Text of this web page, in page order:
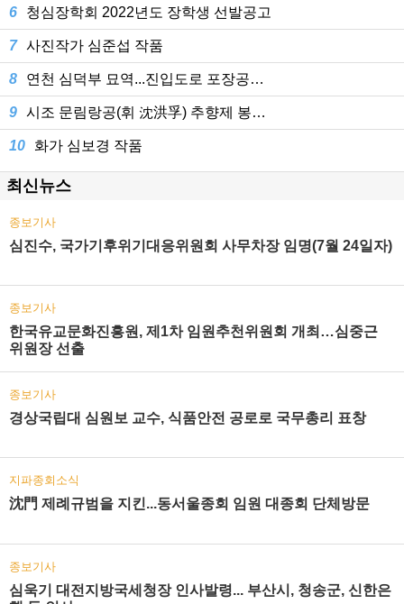
6 청심장학회 2022년도 장학생 선발공고
7 사진작가 심준섭 작품
8 연천 심덕부 묘역...진입도로 포장공…
9 시조 문림랑공(휘 沈洪孚) 추향제 봉…
10 화가 심보경 작품
최신뉴스
종보기사
심진수, 국가기후위기대응위원회 사무차장 임명(7월 24일자)
종보기사
한국유교문화진흥원, 제1차 임원추천위원회 개최…심중근
위원장 선출
종보기사
경상국립대 심원보 교수, 식품안전 공로로 국무총리 표창
지파종회소식
沈門 제례규범을 지킨...동서울종회 임원 대종회 단체방문
종보기사
심욱기 대전지방국세청장 인사발령... 부산시, 청송군, 신한은